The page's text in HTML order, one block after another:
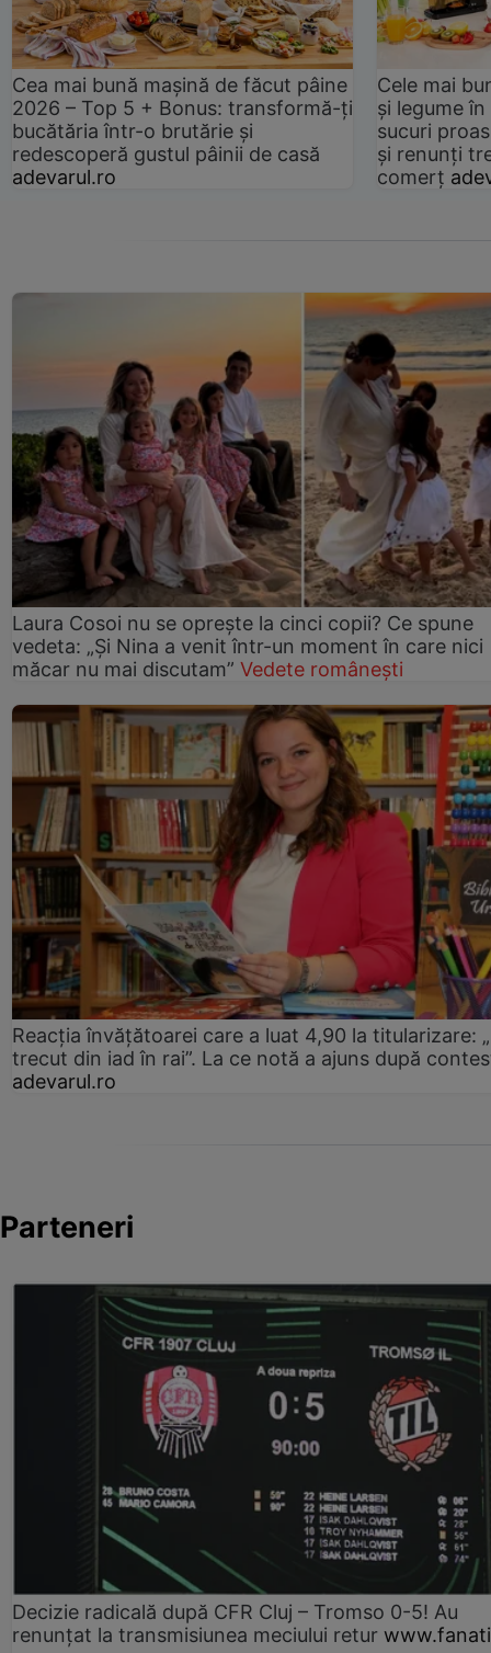
Cea mai bună mașină de făcut pâine
2026 – Top 5 + Bonus: transformă-ți
bucătăria într-o brutărie și
redescoperă gustul pâinii de casă
adevarul.ro
Cele mai
și legume
sucuri
și renunți
comerț
Laura Cosoi nu se oprește la cinci copii? Ce spune
vedeta: „Și Nina a venit într-un moment în care nici
măcar nu mai discutam” Vedete românești
Reacția învățătoarei care a luat 4,90 la titularizare:
trecut din iad în rai”. La ce notă a ajuns după
adevarul.ro
Parteneri
Decizie radicală după CFR Cluj – Tromso 0-5! Au
renunțat la transmisiunea meciului retur